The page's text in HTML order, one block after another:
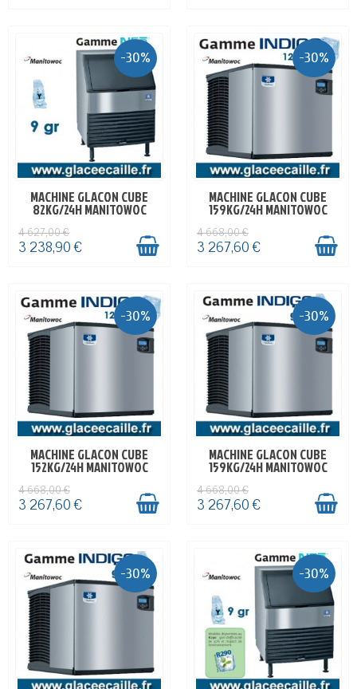
-30%
EN STOCK
MACHINE GLACON CUBE
82KG/24H MANITOWOC
4 627,00 €
3 238,90 €
-30%
EN STOCK
MACHINE GLACON CUBE
159KG/24H MANITOWOC
4 668,00 €
3 267,60 €
-30%
EN STOCK
MACHINE GLACON CUBE
152KG/24H MANITOWOC
4 668,00 €
3 267,60 €
-30%
EN STOCK
MACHINE GLACON CUBE
159KG/24H MANITOWOC
4 668,00 €
3 267,60 €
-30% -30%